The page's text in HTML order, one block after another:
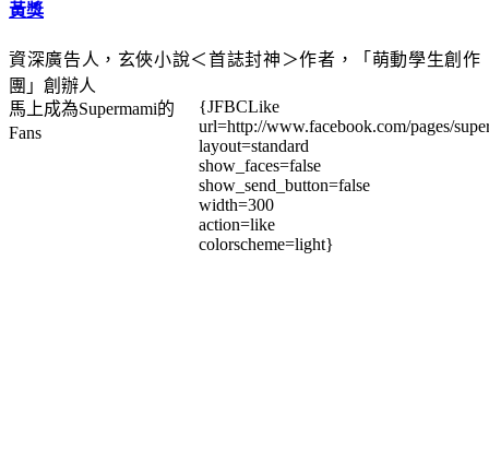
黃獎
資深廣告人，玄俠小說＜首誌封神＞作者，「萌動學生創作
團」創辦人
馬上成為Supermami的
Fans
{JFBCLike
url=http://www.facebook.com/pages/
layout=standard
show_faces=false
show_send_button=false
width=300
action=like
colorscheme=light}